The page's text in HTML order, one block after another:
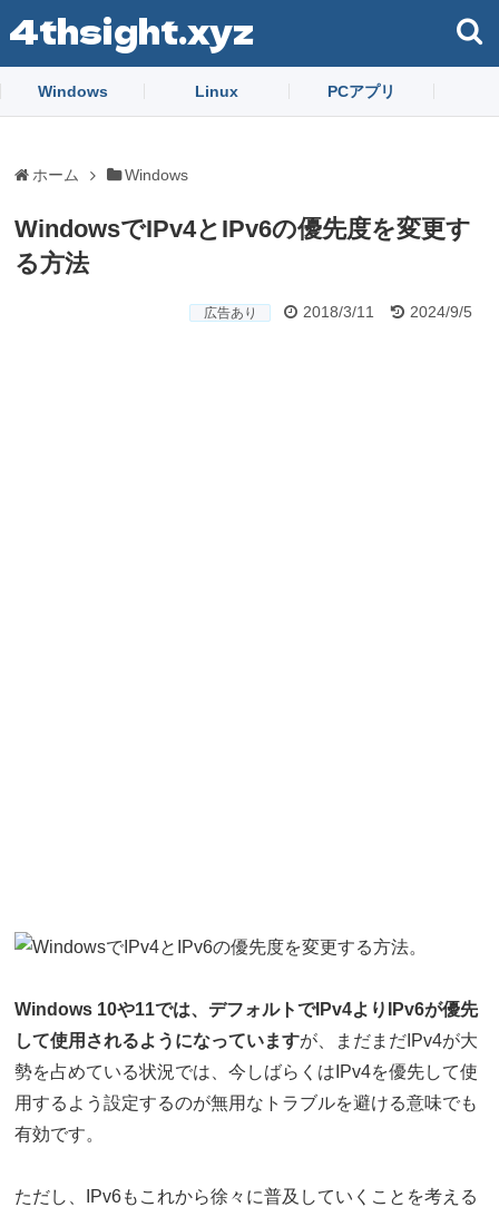
4thsight.xyz
Windows Linux PCアプリ
ホーム Windows
WindowsでIPv4とIPv6の優先度を変更す
る方法
広告あり 2018/3/11 2024/9/5
Windows 10や11では、デフォルトでIPv4よりIPv6が優先
して使用されるようになっていますが、まだまだIPv4が大
勢を占めている状況では、今しばらくはIPv4を優先して使
用するよう設定するのが無用なトラブルを避ける意味でも
有効です。
ただし、IPv6もこれから徐々に普及していくことを考える